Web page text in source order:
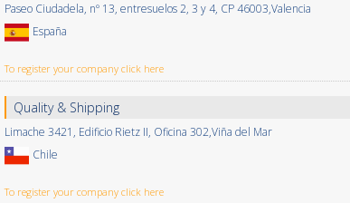
Paseo Ciudadela, nº 13, entresuelos 2, 3 y 4, CP 46003,Valencia
España
To register your company click here
Quality & Shipping
Limache 3421, Edificio Rietz II, Oficina 302,Viña del Mar
Chile
To register your company click here